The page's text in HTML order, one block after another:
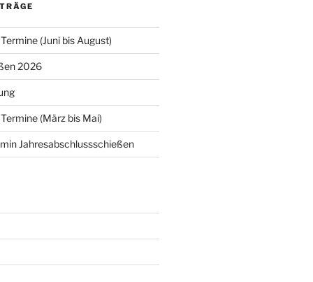
(Juni bis August)
2026
(März bis Mai)
Jahresabschlussschießen